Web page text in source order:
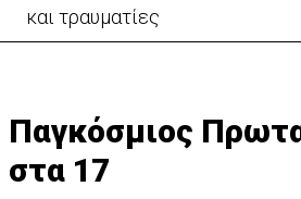
και τραυματίες
Παγκόσμιος
στα 17